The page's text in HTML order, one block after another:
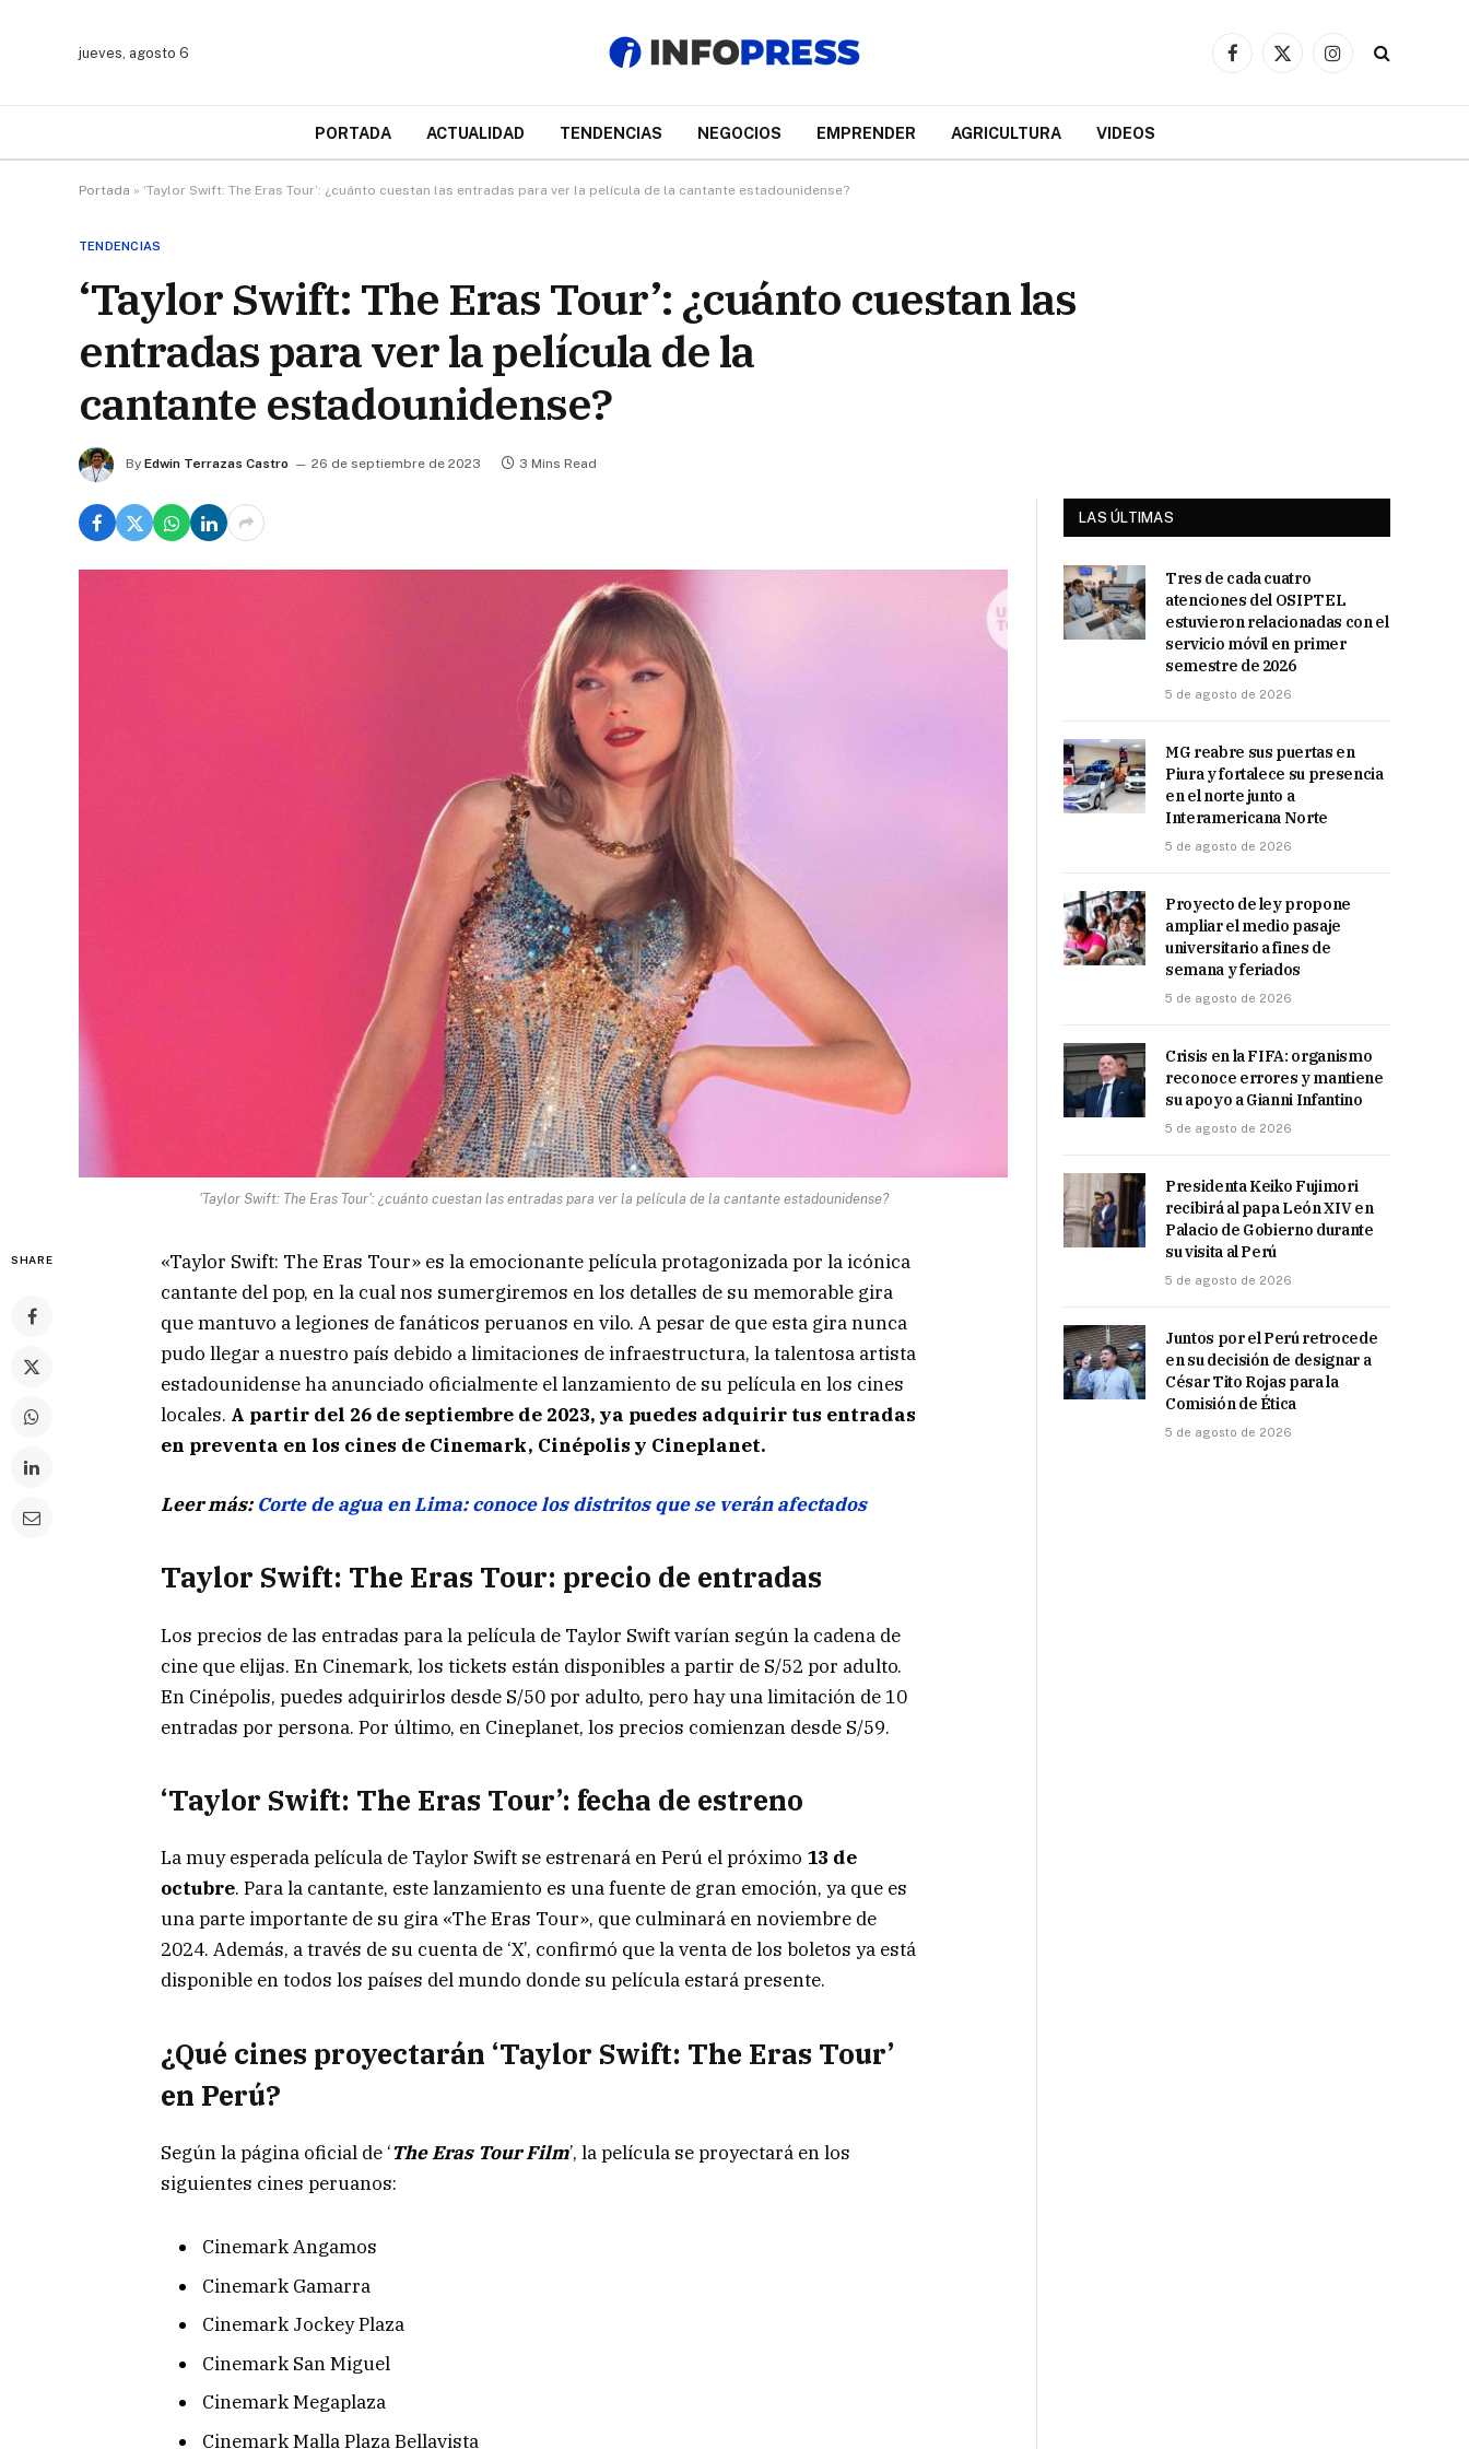
jueves, agosto 6
Facebook
X
Instagram
PORTADA ACTUALIDAD TENDENCIAS NEGOCIOS EMPRENDER AGRICULTURA VIDEOS
Portada » ‘Taylor Swift: The Eras Tour’: ¿cuánto cuestan las entradas para ver la película de la cantante estadounidense?
TENDENCIAS
‘Taylor Swift: The Eras Tour’: ¿cuánto cuestan las
entradas para ver la película de la
cantante estadounidense?
By Edwin Terrazas Castro 26 de septiembre de 2023 3 Mins Read
'Taylor Swift: The Eras Tour': ¿cuánto cuestan las entradas para ver la película de la cantante estadounidense?
SHARE
«Taylor Swift: The Eras Tour» es la emocionante película protagonizada por la icónica
cantante del pop, en la cual nos sumergiremos en los detalles de su memorable gira
que mantuvo a legiones de fanáticos peruanos en vilo. A pesar de que esta gira nunca
pudo llegar a nuestro país debido a limitaciones de infraestructura, la talentosa artista
estadounidense ha anunciado oficialmente el lanzamiento de su película en los cines
locales. A partir del 26 de septiembre de 2023, ya puedes adquirir tus entradas
en preventa en los cines de Cinemark, Cinépolis y Cineplanet.
Leer más: Corte de agua en Lima: conoce los distritos que se verán afectados
Taylor Swift: The Eras Tour: precio de entradas
Los precios de las entradas para la película de Taylor Swift varían según la cadena de
cine que elijas. En Cinemark, los tickets están disponibles a partir de S/52 por adulto.
En Cinépolis, puedes adquirirlos desde S/50 por adulto, pero hay una limitación de 10
entradas por persona. Por último, en Cineplanet, los precios comienzan desde S/59.
‘Taylor Swift: The Eras Tour’: fecha de estreno
La muy esperada película de Taylor Swift se estrenará en Perú el próximo 13 de
octubre. Para la cantante, este lanzamiento es una fuente de gran emoción, ya que es
una parte importante de su gira «The Eras Tour», que culminará en noviembre de
2024. Además, a través de su cuenta de ‘X’, confirmó que la venta de los boletos ya está
disponible en todos los países del mundo donde su película estará presente.
¿Qué cines proyectarán ‘Taylor Swift: The Eras Tour’
en Perú?
Según la página oficial de ‘The Eras Tour Film’, la película se proyectará en los
siguientes cines peruanos:
Cinemark Angamos
Cinemark Gamarra
Cinemark Jockey Plaza
Cinemark San Miguel
Cinemark Megaplaza
Cinemark Malla Plaza Bellavista
LAS ÚLTIMAS
Tres de cada cuatro
atenciones del OSIPTEL
estuvieron relacionadas con el
servicio móvil en primer
semestre de 2026
5 de agosto de 2026
MG reabre sus puertas en
Piura y fortalece su presencia
en el norte junto a
Interamericana Norte
5 de agosto de 2026
Proyecto de ley propone
ampliar el medio pasaje
universitario a fines de
semana y feriados
5 de agosto de 2026
Crisis en la FIFA: organismo
reconoce errores y mantiene
su apoyo a Gianni Infantino
5 de agosto de 2026
Presidenta Keiko Fujimori
recibirá al papa León XIV en
Palacio de Gobierno durante
su visita al Perú
5 de agosto de 2026
Juntos por el Perú retrocede
en su decisión de designar a
César Tito Rojas para la
Comisión de Ética
5 de agosto de 2026